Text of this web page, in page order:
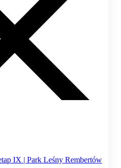
IX | Park Leśny Rembertów